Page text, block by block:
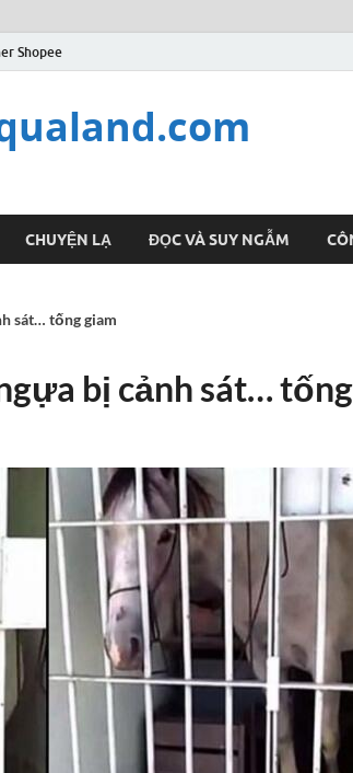
Shopee
CHUYỆN LẠ ĐỌC VÀ SUY NGẪM
sát… tống giam
bị cảnh sát…